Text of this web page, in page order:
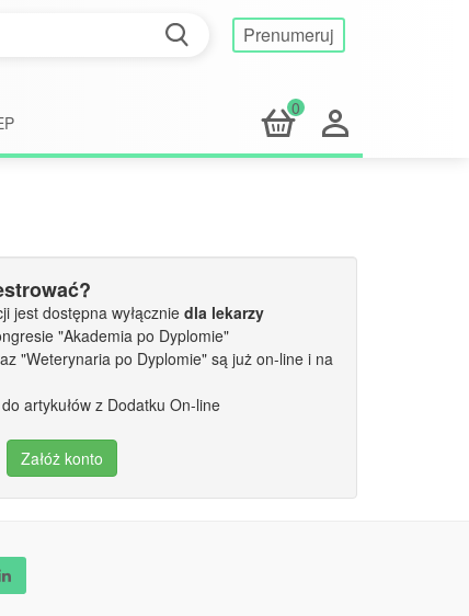
Prenumeruj
0
jest dostępna wyłącznie dla lekarzy
"Akademia po Dyplomie"
"Weterynaria po Dyplomie" są już on-line i na
artykułów z Dodatku On-line
Załóż konto